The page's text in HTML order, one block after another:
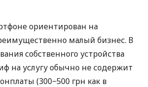
ориентирован на
малый бизнес. В
собственного устройства
на услугу обычно не содержит
(300−500 грн как в